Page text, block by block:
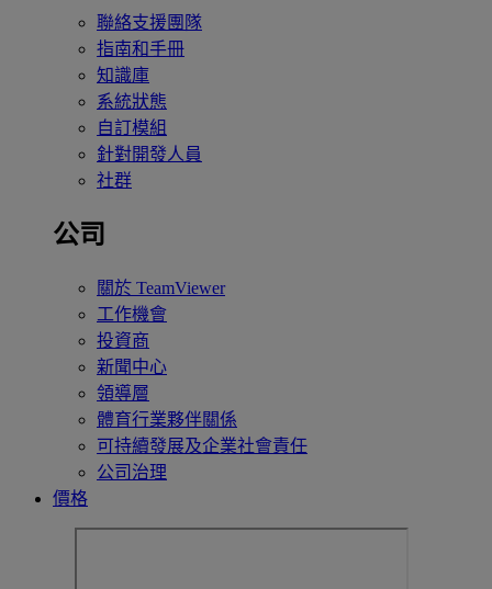
聯絡支援團隊
指南和手冊
知識庫
系統狀態
自訂模組
針對開發人員
社群
公司
關於 TeamViewer
工作機會
投資商
新聞中心
領導層
體育行業夥伴關係
可持續發展及企業社會責任
公司治理
價格